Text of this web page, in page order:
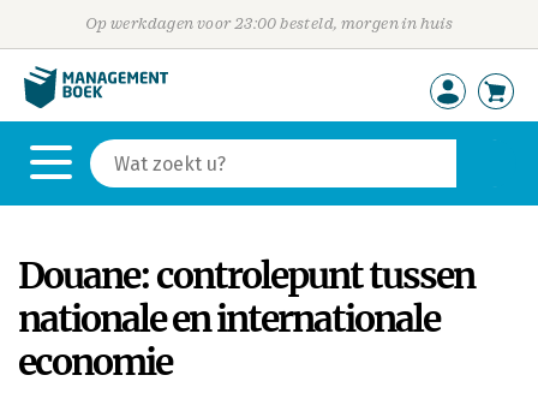
Op werkdagen voor 23:00 besteld, morgen in huis
Douane: controlepunt tussen
nationale en internationale
economie